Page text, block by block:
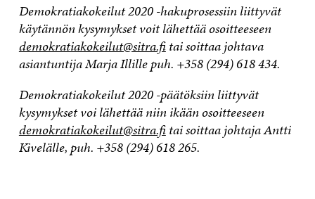
Demokratiakokeilut 2020 -hakuprosessiin liittyvät
käytännön kysymykset voit lähettää osoitteeseen
demokratiakokeilut@sitra.fitai soittaa johtava
asiantuntija Marja Illille puh. +358 (294) 618 434.
Demokratiakokeilut 2020 -päätöksiin liittyvät
kysymykset voi lähettää niin ikään osoitteeseen
demokratiakokeilut@sitra.fitai soittaa johtaja Antti
Kivelälle, puh. +358 (294) 618 265.